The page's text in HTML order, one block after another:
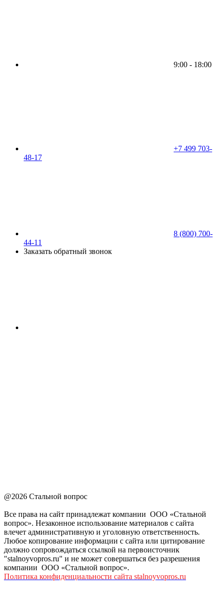
9:00 - 18:00
+7 499 703-
48-17
8 (800) 700-
44-11
Заказать обратный звонок
@2026 Стальной вопрос
Все права на сайт принадлежат компании ООО «Стальной
вопрос». Незаконное использование материалов с сайта
влечет административную и уголовную ответственность.
Любое копирование информации с сайта или цитирование
должно сопровождаться ссылкой на первоисточник
"stalnoyvopros.ru" и не может совершаться без разрешения
компании ООО «Стальной вопрос».
Политика конфиденциальности сайта stalnoyvopros.ru